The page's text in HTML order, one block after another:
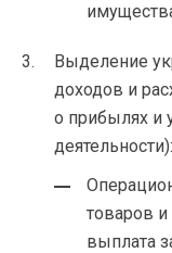
Выделение
доходов и
о прибылях и
деятельности):
товаров и
выплата